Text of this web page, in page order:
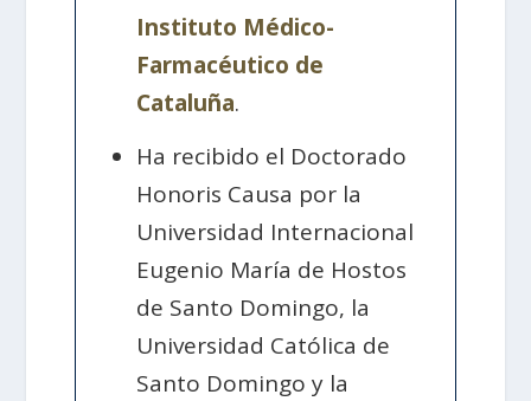
Instituto Médico-
Farmacéutico de
Cataluña.
Ha recibido el Doctorado
Honoris Causa por la
Universidad Internacional
Eugenio María de Hostos
de Santo Domingo, la
Universidad Católica de
Santo Domingo y la